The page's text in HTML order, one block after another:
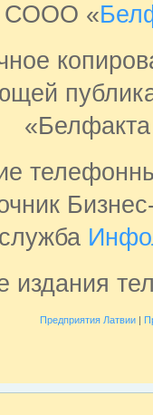
«
издания
Предприятия Латвии|